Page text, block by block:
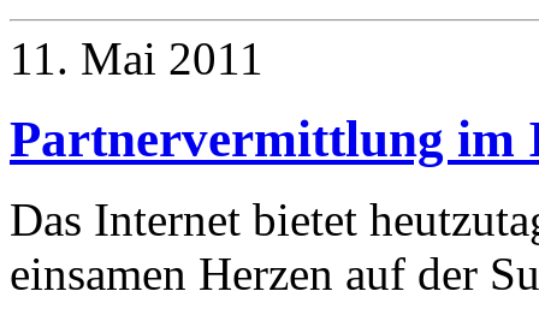
11. Mai 2011
Partnervermittlung im
Das Internet bietet
einsamen Herzen auf der